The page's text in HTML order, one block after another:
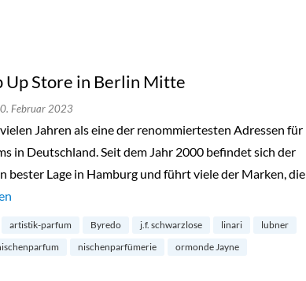
Up Store in Berlin Mitte
Februar 2023
Jahren als eine der renommiertesten Adressen für
in Deutschland. Seit dem Jahr 2000 befindet sich der
bester Lage in Hamburg und führt viele der Marken, die
Up Store in Berlin Mitte“
artistik-parfum Byredo j.f. schwarzlose linari
lubner
nischenparfümerie
ormonde Jayne